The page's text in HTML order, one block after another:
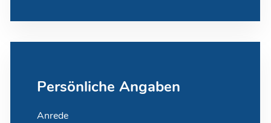
Persönliche Angaben
Anrede